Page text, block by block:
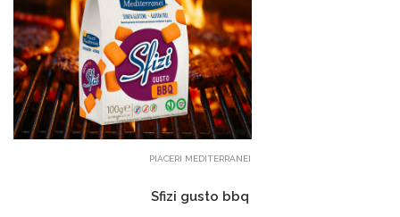
PIACERI MEDITERRANEI
Sfizi gusto bbq